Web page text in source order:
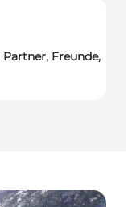
Freunde,